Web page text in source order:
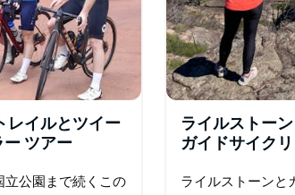
レイルとツイー
ー ツアー
立公園まで続くこの
ライルストー
ガイドサイク
ライルストーンと